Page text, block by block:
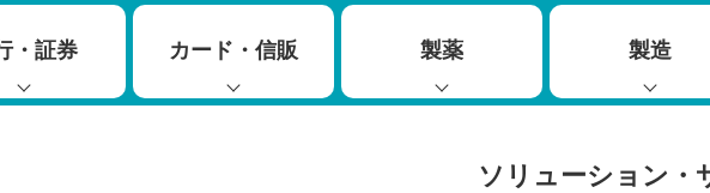
・証券 カード・信販 製薬 製造
ソリューション・